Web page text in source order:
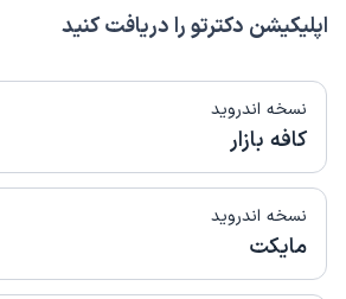
اپلیکیشن دکترتو را دریافت کنید
نسخه اندروید
کافه بازار
نسخه اندروید
مایکت